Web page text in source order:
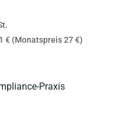
Praxis
€ (Monatspreis 27 €)